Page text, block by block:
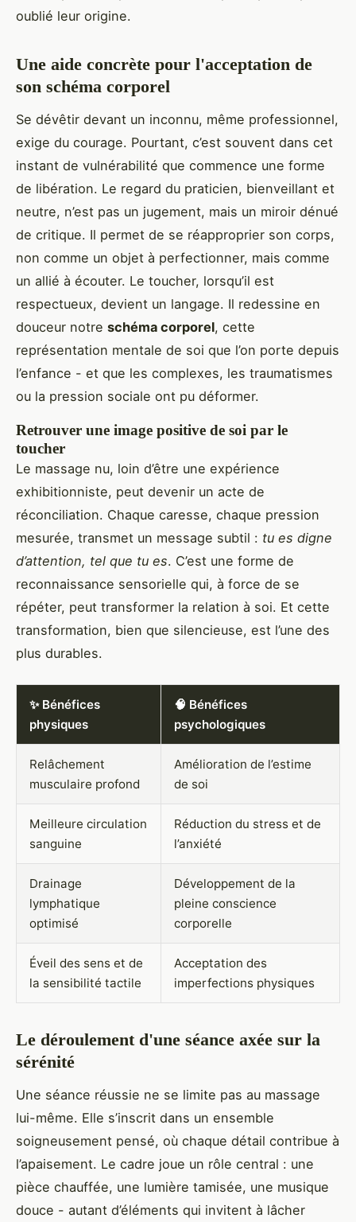
oublié leur origine.
Une aide concrète pour l'acceptation de
son schéma corporel
Se dévêtir devant un inconnu, même professionnel,
exige du courage. Pourtant, c’est souvent dans cet
instant de vulnérabilité que commence une forme
de libération. Le regard du praticien, bienveillant et
neutre, n’est pas un jugement, mais un miroir dénué
de critique. Il permet de se réapproprier son corps,
non comme un objet à perfectionner, mais comme
un allié à écouter. Le toucher, lorsqu’il est
respectueux, devient un langage. Il redessine en
douceur notre schéma corporel, cette
représentation mentale de soi que l’on porte depuis
l’enfance - et que les complexes, les traumatismes
ou la pression sociale ont pu déformer.
Retrouver une image positive de soi par le
toucher
Le massage nu, loin d’être une expérience
exhibitionniste, peut devenir un acte de
réconciliation. Chaque caresse, chaque pression
mesurée, transmet un message subtil : tu es digne
d’attention, tel que tu es. C’est une forme de
reconnaissance sensorielle qui, à force de se
répéter, peut transformer la relation à soi. Et cette
transformation, bien que silencieuse, est l’une des
plus durables.
✨ Bénéfices
physiques
🧠 Bénéfices
psychologiques
Relâchement
musculaire profond
Amélioration de l’estime
de soi
Meilleure circulation
sanguine
Réduction du stress et de
l’anxiété
Drainage
lymphatique
optimisé
Développement de la
pleine conscience
corporelle
Éveil des sens et de
la sensibilité tactile
Acceptation des
imperfections physiques
Le déroulement d'une séance axée sur la
sérénité
Une séance réussie ne se limite pas au massage
lui-même. Elle s’inscrit dans un ensemble
soigneusement pensé, où chaque détail contribue à
l’apaisement. Le cadre joue un rôle central : une
pièce chauffée, une lumière tamisée, une musique
douce - autant d’éléments qui invitent à lâcher